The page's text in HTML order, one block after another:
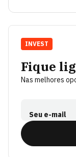
Fique
Nas melhores
Seu e-mail
INVEST